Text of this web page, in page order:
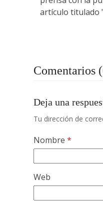
artículo titulado
Comentarios
Deja una
Tu dirección de
Nombre*
Web